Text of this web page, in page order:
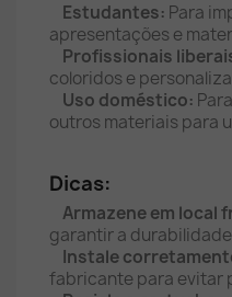
Estudantes: Para
apresentações e
Profissionais
coloridos e
Uso doméstico:
outros materiais para
Dicas:
Armazene em local
garantir a
Instale
fabricante para evitar